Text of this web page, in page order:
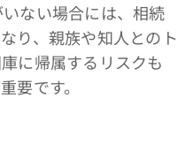
ない場合には、相続
り、親族や知人とのト
に帰属するリスクも
要です。